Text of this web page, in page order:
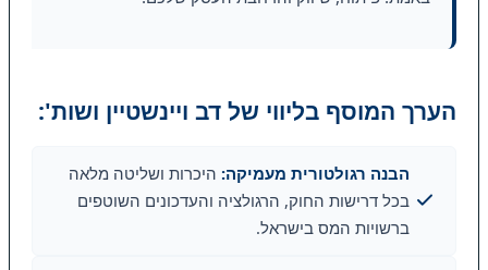
הערך המוסף בליווי של דב ויינשטיין ושות':
הבנה רגולטורית מעמיקה: היכרות ושליטה מלאה
בכל דרישות החוק, הרגולציה והעדכונים השוטפים
ברשויות המס בישראל.